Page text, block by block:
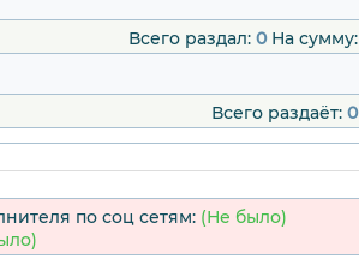
Всего раздал: 0На
Всего раздаёт: 0
по соц сетям: (Не было)